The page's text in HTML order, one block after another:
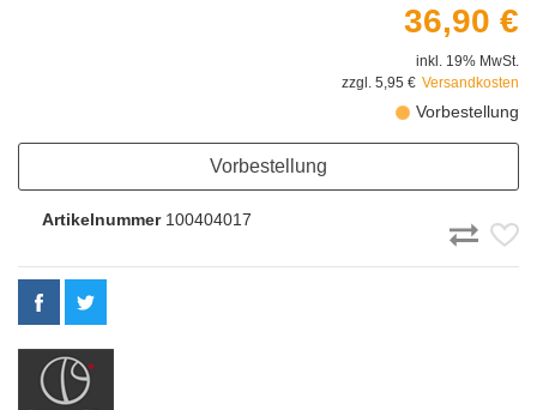
36,90 €
inkl. 19% MwSt.
zzgl. 5,95 € Versandkosten
Vorbestellung
Vorbestellung
Artikelnummer100404017